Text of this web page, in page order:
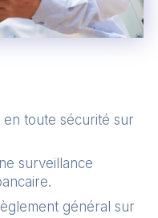
en toute sécurité sur
surveillance
général sur